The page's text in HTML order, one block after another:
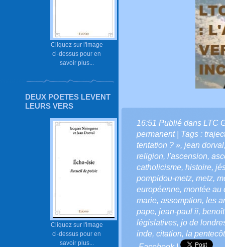
Cliquez sur l'image
ci-dessus pour en
savoir plus...
DEUX POETES LEVENT
LEURS VERS
Cliquez sur l'image
ci-dessus pour en
savoir plus...
16:51 Publié dans LTC
permanent| Tags :
tentation ? », jean dorval
religion, l'ascension,
catholicisme, histoire,
pompidou-metz, metz,
européenne, montée au
marie, assomption, les
pape, jean-paul ii,
législatives, jo de
inde, citation, la